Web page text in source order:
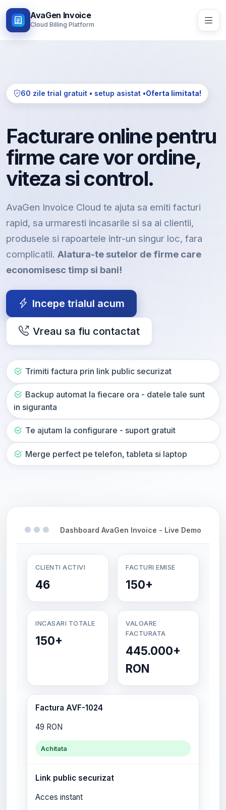
AvaGen Invoice
Cloud Billing Platform
60 zile trial gratuit • setup asistat •Oferta limitata!
Facturare online pentru
firme care vor ordine,
viteza si control.
AvaGen Invoice Cloud te ajuta sa emiti facturi
rapid, sa urmaresti incasarile si sa ai clientii,
produsele si rapoartele intr-un singur loc, fara
complicatii. Alatura-te sutelor de firme care
economisesc timp si bani!
Incepe trialul acum
Vreau sa fiu contactat
Trimiti factura prin link public securizat
Backup automat la fiecare ora - datele tale sunt
in siguranta
Te ajutam la configurare - suport gratuit
Merge perfect pe telefon, tableta si laptop
Dashboard AvaGen Invoice - Live Demo
CLIENTI ACTIVI
46
FACTURI EMISE
150+
INCASARI TOTALE
150+
VALOARE
FACTURATA
445.000+
RON
Factura AVF-1024
49 RON
Achitata
Link public securizat
Acces instant